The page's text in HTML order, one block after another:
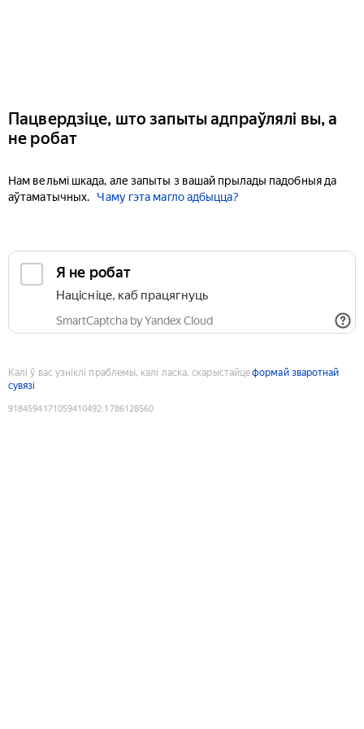
Пацвердзіце, што запыты адпраўлялі вы, а
не робат
Нам вельмі шкада, але запыты з вашай прылады падобныя да
аўтаматычных.
Чаму гэта магло адбыцца?
Я не робат
Націсніце, каб працягнуць
SmartCaptcha by Yandex Cloud
Калі ў вас узніклі праблемы, калі ласка, скарыстайцеформай зваротнай
сувязі
9184594171059410492:1786128560